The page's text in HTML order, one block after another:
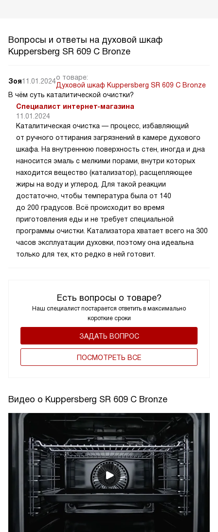
Вопросы и ответы на духовой шкаф
Kuppersberg SR 609 C Bronze
Есть вопросы о товаре?
Наш специалист постарается ответить в максимально
короткие сроки
ЗАДАТЬ ВОПРОС
ПОCМОТРЕТЬ ВСЕ
Зоя11.01.2024о товаре:
Духовой шкаф Kuppersberg SR 609 C Bronze
В чём суть каталитической очистки?
Специалист интернет-магазина
11.01.2024
Каталитическая очистка — процесс, избавляющий
от ручного оттирания загрязнений в камере духового
шкафа. На внутреннюю поверхность стен, иногда и дна
наносится эмаль с мелкими порами, внутри которых
находится вещество (катализатор), расщепляющее
жиры на воду и углерод. Для такой реакции
достаточно, чтобы температура была от 140
до 200 градусов. Всё происходит во время
приготовления еды и не требует специальной
программы очистки. Катализатора хватает всего на 300
часов эксплуатации духовки, поэтому она идеальна
только для тех, кто редко в ней готовит.
Видео о Kuppersberg SR 609 C Bronze